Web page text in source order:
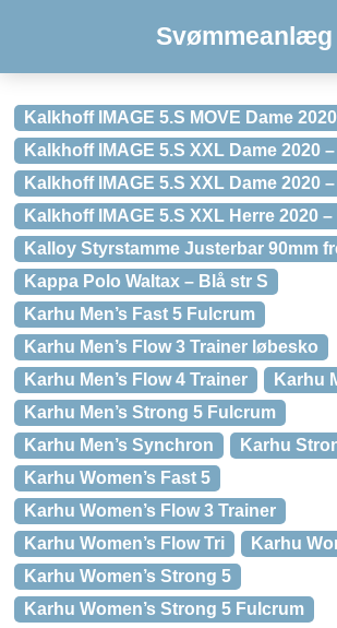
Svømmeanlæg
Kalkhoff IMAGE 5.S MOVE Dame
Kalkhoff IMAGE 5.S XXL Dame 2020
Kalkhoff IMAGE 5.S XXL Dame 2020
Kalkhoff IMAGE 5.S XXL Herre 2020 –
Kalloy Styrstamme Justerbar 90mm
Kappa Polo Waltax – Blå str S
Karhu Men’s Fast 5 Fulcrum
Karhu Men’s Flow 3 Trainer løbesko
Karhu Men’s Flow 4 Trainer
Karhu
Karhu Men’s Strong 5 Fulcrum
Karhu Men’s Synchron
Karhu
Karhu Women’s Fast 5
Karhu Women’s Flow 3 Trainer
Karhu Women’s Flow Tri
Karhu
Karhu Women’s Strong 5
Karhu Women’s Strong 5 Fulcrum